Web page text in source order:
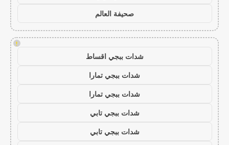
صحيفة العالم
!
شدات ببجي اقساط
شدات ببجي تمارا
شدات ببجي تمارا
شدات ببجي تابي
شدات ببجي تابي